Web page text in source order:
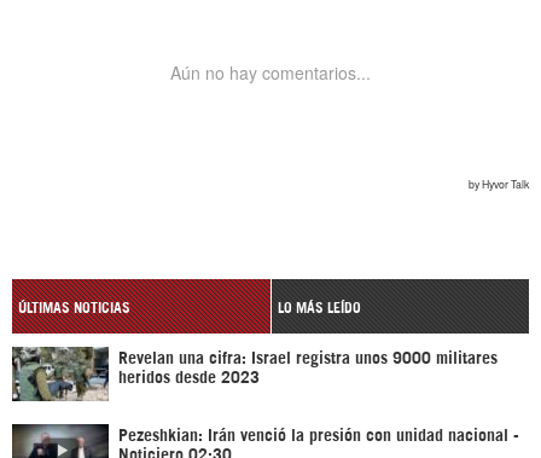
ÚLTIMAS NOTICIAS LO MÁS LEÍDO
Revelan una cifra: Israel registra unos 9000 militares
heridos desde 2023
Pezeshkian: Irán venció la presión con unidad nacional -
Noticiero 02:30